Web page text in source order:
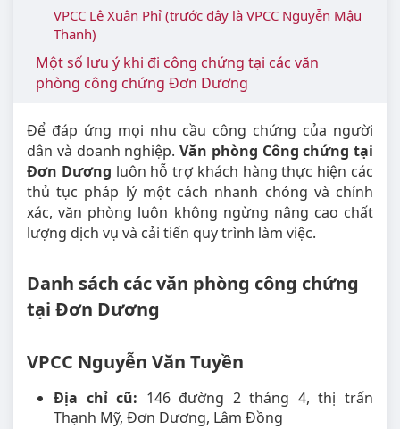
VPCC Lê Xuân Phỉ (trước đây là VPCC Nguyễn Mậu
Thanh)
Một số lưu ý khi đi công chứng tại các văn
phòng công chứng Đơn Dương
Để đáp ứng mọi nhu cầu công chứng của người
dân và doanh nghiệp. Văn phòng Công chứng tại
Đơn Dương luôn hỗ trợ khách hàng thực hiện các
thủ tục pháp lý một cách nhanh chóng và chính
xác, văn phòng luôn không ngừng nâng cao chất
lượng dịch vụ và cải tiến quy trình làm việc.
Danh sách các văn phòng công chứng
tại Đơn Dương
VPCC Nguyễn Văn Tuyền
Địa chỉ cũ: 146 đường 2 tháng 4, thị trấn
Thạnh Mỹ, Đơn Dương, Lâm Đồng